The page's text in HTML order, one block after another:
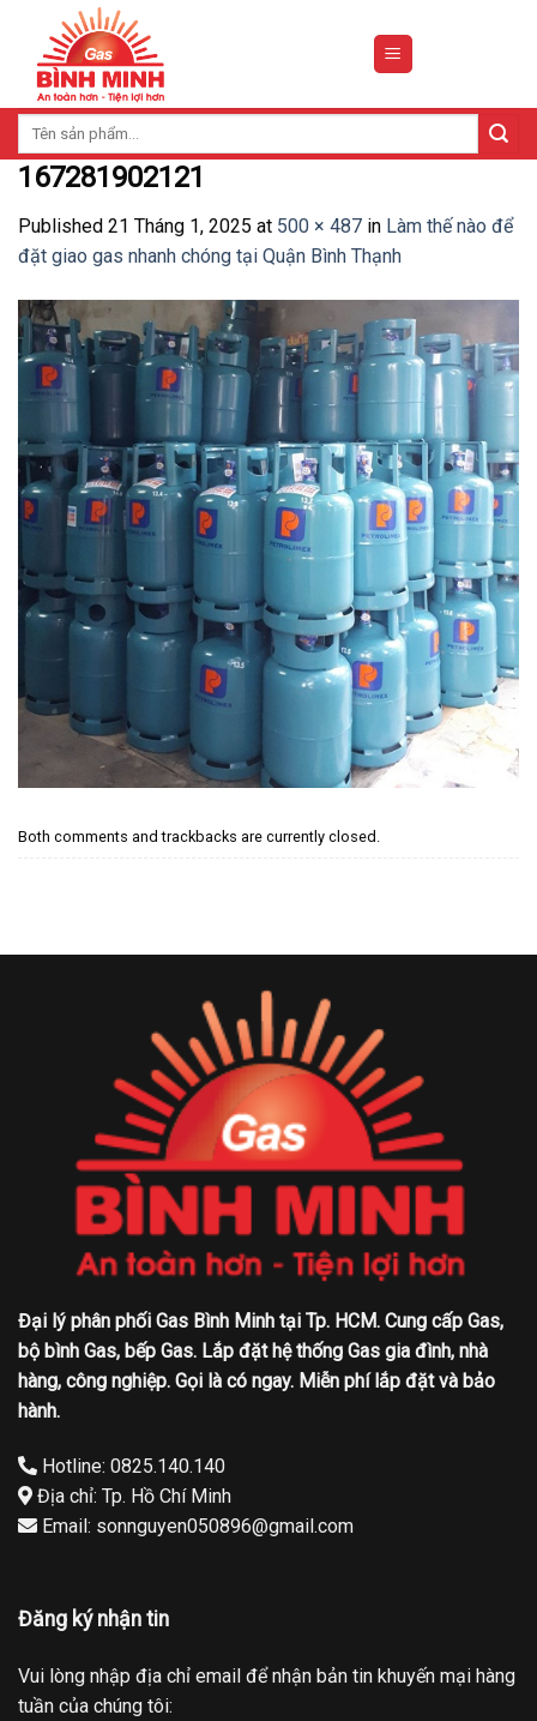
content
167281902121
Published 21 Tháng 1, 2025 at 500 × 487 in Làm thế nào để
đặt giao gas nhanh chóng tại Quận Bình Thạnh
Both comments and trackbacks are currently closed.
Đại lý phân phối Gas Bình Minh tại Tp. HCM. Cung cấp Gas,
bộ bình Gas, bếp Gas. Lắp đặt hệ thống Gas gia đình, nhà
hàng, công nghiệp. Gọi là có ngay. Miễn phí lắp đặt và bảo
hành.
Hotline: 0825.140.140
Địa chỉ: Tp. Hồ Chí Minh
Email: sonnguyen050896@gmail.com
Đăng ký nhận tin
Vui lòng nhập địa chỉ email để nhận bản tin khuyến mại hàng
tuần của chúng tôi: